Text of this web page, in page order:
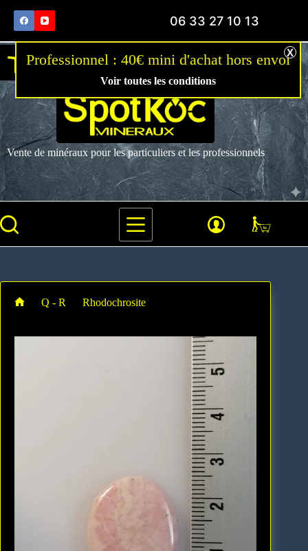
Ouvrir la barre d’outils
06 33 27 10 13
Vente de minéraux pour les particuliers et les professionnels
Q - R Rhodochrosite
Voir toutes les conditions